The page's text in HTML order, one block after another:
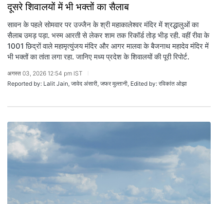
दूसरे शिवालयों में भी भक्तों का सैलाब
सावन के पहले सोमवार पर उज्जैन के श्री महाकालेश्वर मंदिर में श्रद्धालुओं का
सैलाब उमड़ पड़ा. भस्म आरती से लेकर शाम तक रिकॉर्ड तोड़ भीड़ रही. वहीं रीवा के
1001 छिद्रों वाले महामृत्युंजय मंदिर और आगर मालवा के बैजनाथ महादेव मंदिर में
भी भक्तों का तांता लगा रहा. जानिए मध्य प्रदेश के शिवालयों की पूरी रिपोर्ट.
अगस्त 03, 2026 12:54 pm IST
Reported by: Lalit Jain, जावेद अंसारी, जफर मुल्तानी, Edited by: रविकांत ओझा